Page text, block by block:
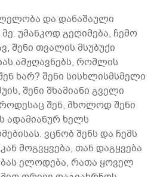
და დანაშაული
უმანკოდ გეღიმება, ჩემო
შენი თვალის მსუბუქი
ამჟღავნებს, რომლის
ხარ? შენი სისხლისმსმელი
შენი შხამიანი გველი
შენ, მხოლოდ შენი
ადამიანურ ხელს
ვცნობ შენს და ჩემს
მოგვყვება, თან დაგყვება
ელოდება, რათა ყოველ